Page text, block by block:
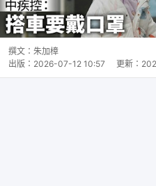
撰文： 朱加樟
出版： 2026-07-12 10:57 更新：